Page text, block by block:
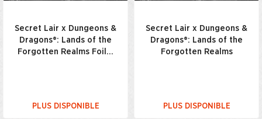
Secret Lair x Dungeons &
Dragons®: Lands of the
Forgotten Realms Foil…
PLUS DISPONIBLE
Secret Lair x Dungeons &
Dragons®: Lands of the
Forgotten Realms
PLUS DISPONIBLE